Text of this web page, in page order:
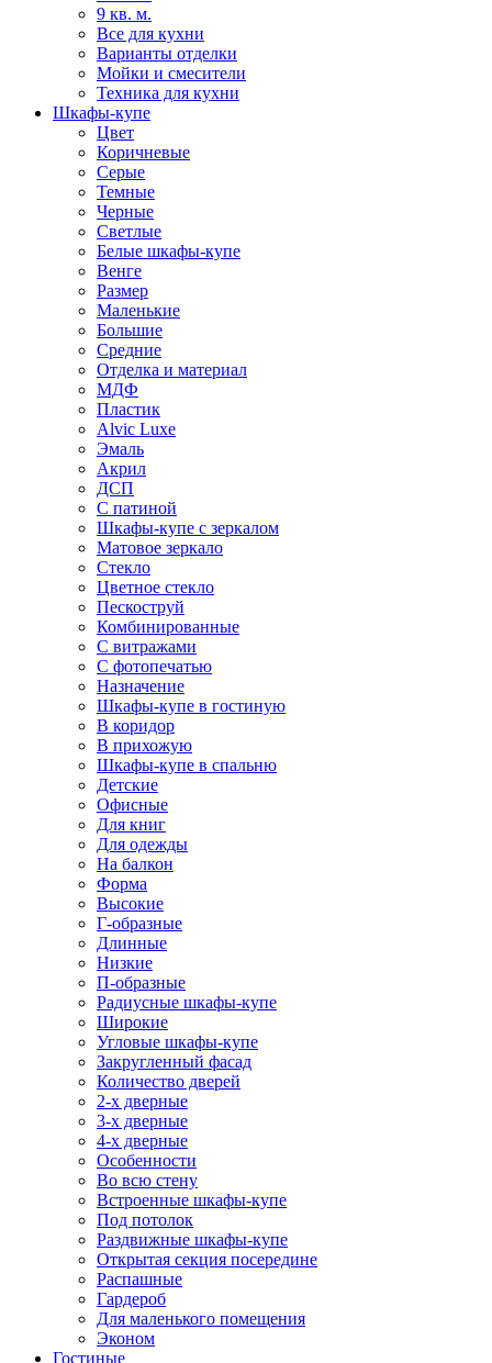
9 кв. м.
Все для кухни
Варианты отделки
Мойки и смесители
Техника для кухни
Шкафы-купе
Цвет
Коричневые
Серые
Темные
Черные
Светлые
Белые шкафы-купе
Венге
Размер
Маленькие
Большие
Средние
Отделка и материал
МДФ
Пластик
Alvic Luxe
Эмаль
Акрил
ДСП
С патиной
Шкафы-купе с зеркалом
Матовое зеркало
Стекло
Цветное стекло
Пескоструй
Комбинированные
С витражами
С фотопечатью
Назначение
Шкафы-купе в гостиную
В коридор
В прихожую
Шкафы-купе в спальню
Детские
Офисные
Для книг
Для одежды
На балкон
Форма
Высокие
Г-образные
Длинные
Низкие
П-образные
Радиусные шкафы-купе
Широкие
Угловые шкафы-купе
Закругленный фасад
Количество дверей
2-х дверные
3-х дверные
4-х дверные
Особенности
Во всю стену
Встроенные шкафы-купе
Под потолок
Раздвижные шкафы-купе
Открытая секция посередине
Распашные
Гардероб
Для маленького помещения
Эконом
Гостиные